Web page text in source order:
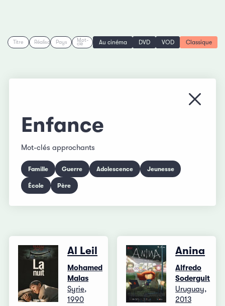
Titre RéalisationPays Mot-
clé Au cinéma DVD VOD Classique
Enfance
Mot-clés approchants
Famille Guerre Adolescence Jeunesse
École Père
Al Leil
Mohamed
Malas
Syrie,
1990
Anina
Alfredo
Soderguit
Uruguay,
2013